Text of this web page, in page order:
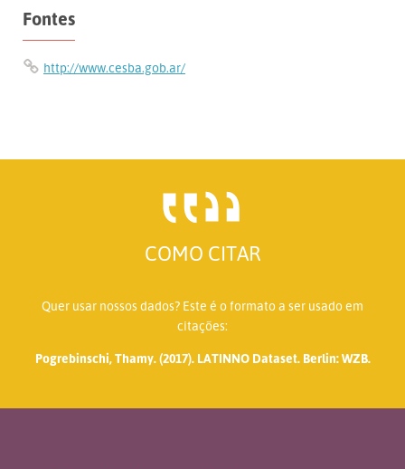
Fontes
http://www.cesba.gob.ar/
COMO CITAR
Quer usar nossos dados? Este é o formato a ser usado em
citações:
Pogrebinschi, Thamy. (2017). LATINNO Dataset. Berlin: WZB.